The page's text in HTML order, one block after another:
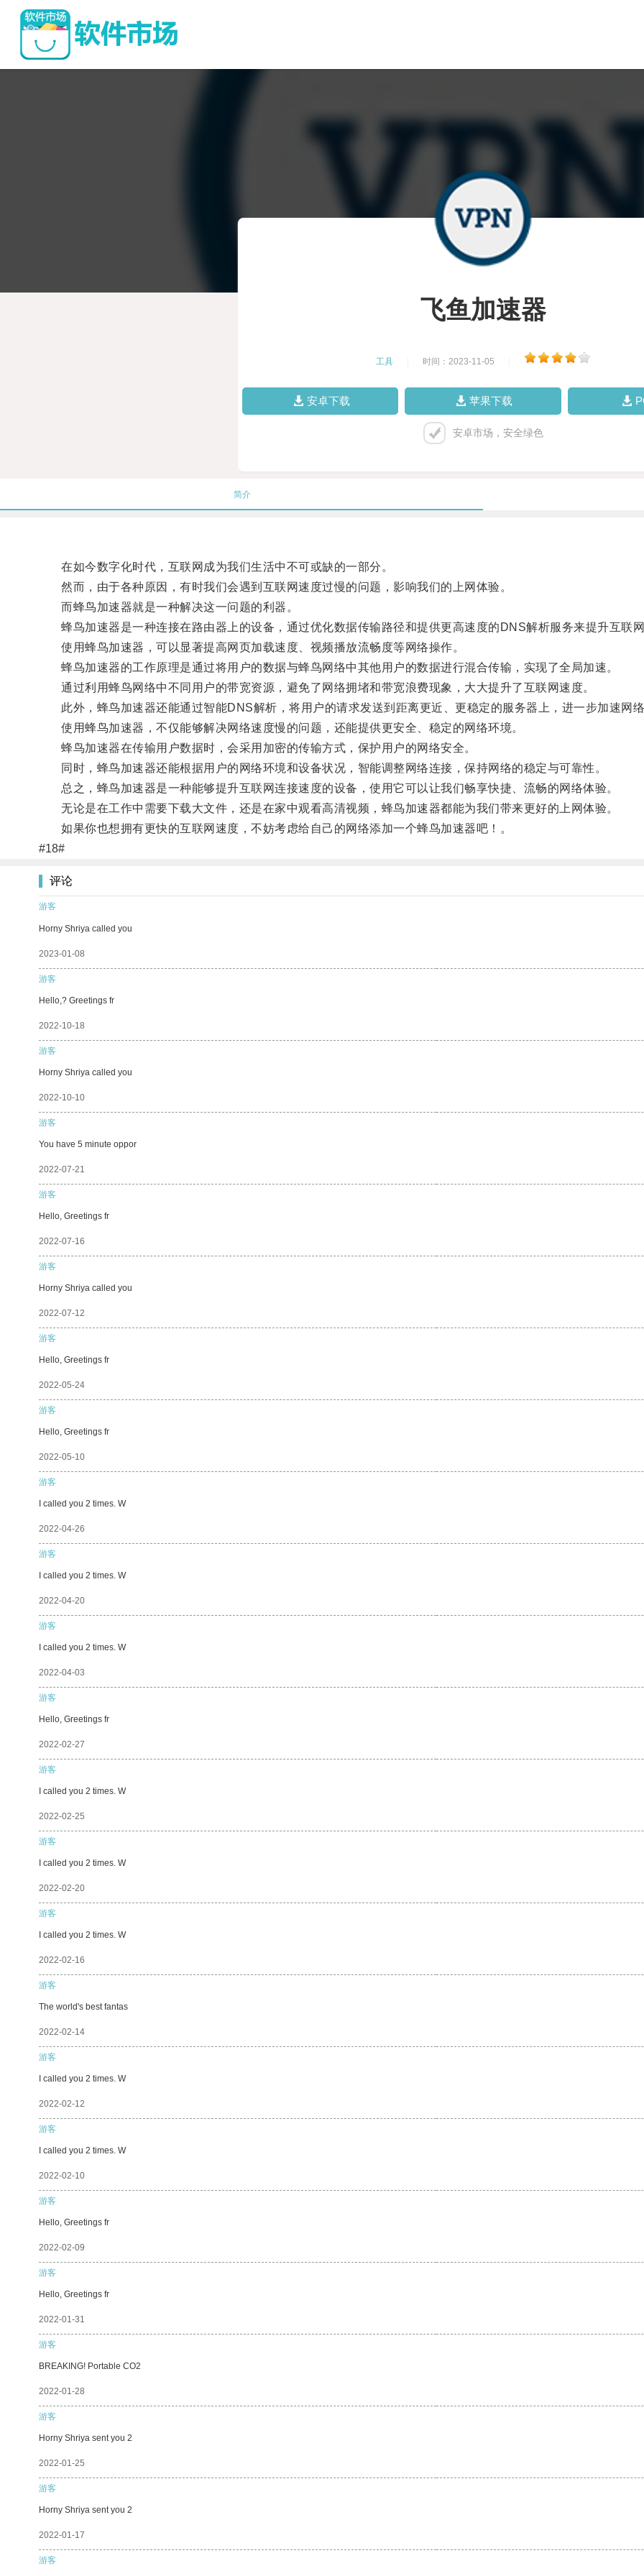
飞鱼加速器
工具 时间：2023-11-05
安卓下载 苹果下载
安卓市场，安全绿色
简介
在如今数字化时代，互联网成为我们生活中不可或缺的一部分。
然而，由于各种原因，有时我们会遇到互联网速度过慢的问题，影响我们的上网体验。
而蜂鸟加速器就是一种解决这一问题的利器。
蜂鸟加速器是一种连接在路由器上的设备，通过优化数据传输路径和提供更高速度的DNS解析服务来提升互联网
使用蜂鸟加速器，可以显著提高网页加载速度、视频播放流畅度等网络操作。
蜂鸟加速器的工作原理是通过将用户的数据与蜂鸟网络中其他用户的数据进行混合传输，实现了全局加速。
通过利用蜂鸟网络中不同用户的带宽资源，避免了网络拥堵和带宽浪费现象，大大提升了互联网速度。
此外，蜂鸟加速器还能通过智能DNS解析，将用户的请求发送到距离更近、更稳定的服务器上，进一步加速网络
使用蜂鸟加速器，不仅能够解决网络速度慢的问题，还能提供更安全、稳定的网络环境。
蜂鸟加速器在传输用户数据时，会采用加密的传输方式，保护用户的网络安全。
同时，蜂鸟加速器还能根据用户的网络环境和设备状况，智能调整网络连接，保持网络的稳定与可靠性。
总之，蜂鸟加速器是一种能够提升互联网连接速度的设备，使用它可以让我们畅享快捷、流畅的网络体验。
无论是在工作中需要下载大文件，还是在家中观看高清视频，蜂鸟加速器都能为我们带来更好的上网体验。
如果你也想拥有更快的互联网速度，不妨考虑给自己的网络添加一个蜂鸟加速器吧！。
#18#
评论
游客
Horny Shriya called you
2023-01-08
游客
Hello,? Greetings fr
2022-10-18
游客
Horny Shriya called you
2022-10-10
游客
You have 5 minute oppor
2022-07-21
游客
Hello, Greetings fr
2022-07-16
游客
Horny Shriya called you
2022-07-12
游客
Hello, Greetings fr
2022-05-24
游客
Hello, Greetings fr
2022-05-10
游客
I called you 2 times. W
2022-04-26
游客
I called you 2 times. W
2022-04-20
游客
I called you 2 times. W
2022-04-03
游客
Hello, Greetings fr
2022-02-27
游客
I called you 2 times. W
2022-02-25
游客
I called you 2 times. W
2022-02-20
游客
I called you 2 times. W
2022-02-16
游客
The world's best fantas
2022-02-14
游客
I called you 2 times. W
2022-02-12
游客
I called you 2 times. W
2022-02-10
游客
Hello, Greetings fr
2022-02-09
游客
Hello, Greetings fr
2022-01-31
游客
BREAKING! Portable CO2
2022-01-28
游客
Horny Shriya sent you 2
2022-01-25
游客
Horny Shriya sent you 2
2022-01-17
游客